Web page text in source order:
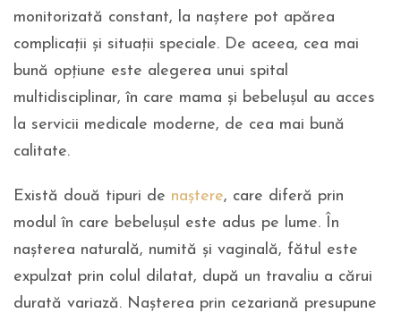
monitorizată constant, la naștere pot apărea
complicații și situații speciale. De aceea, cea mai
bună opțiune este alegerea unui spital
multidisciplinar, în care mama și bebelușul au acces
la servicii medicale moderne, de cea mai bună
calitate.
Există două tipuri de naștere, care diferă prin
modul în care bebelușul este adus pe lume. În
nașterea naturală, numită și vaginală, fătul este
expulzat prin colul dilatat, după un travaliu a cărui
durată variază. Nașterea prin cezariană presupune